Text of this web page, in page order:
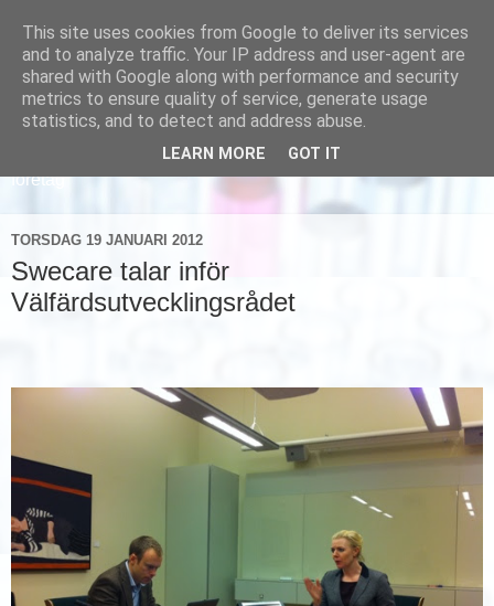
Läs om hur vi marknadsför svensk sjukvård och svenska
företag
TORSDAG 19 JANUARI 2012
Swecare talar inför
Välfärdsutvecklingsrådet
This site uses cookies from Google to deliver its services
and to analyze traffic. Your IP address and user-agent are
shared with Google along with performance and security
metrics to ensure quality of service, generate usage
statistics, and to detect and address abuse.
LEARN MORE GOT IT